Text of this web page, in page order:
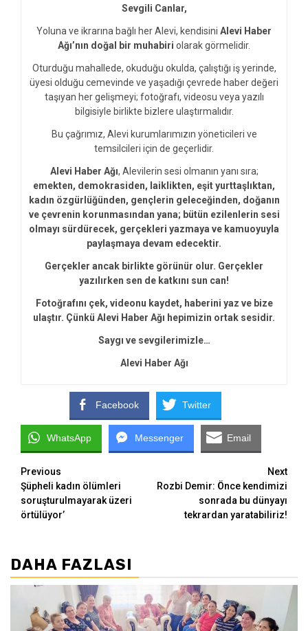
Sevgili Canlar,
Yoluna ve ikrarına bağlı her Alevi, kendisini Alevi Haber
Ağı’nın doğal bir muhabiri olarak görmelidir.
Oturduğu mahallede, okuduğu okulda, çalıştığı iş yerinde,
üyesi olduğu cemevinde ve yaşadığı çevrede haber değeri
taşıyan her gelişmeyi; fotoğrafı, videosu veya yazılı
bilgisiyle birlikte bizlere ulaştırmalıdır.
Bu çağrımız, Alevi kurumlarımızın yöneticileri ve
temsilcileri için de geçerlidir.
Alevi Haber Ağı, Alevilerin sesi olmanın yanı sıra;
emekten, demokrasiden, laiklikten, eşit yurttaşlıktan,
kadın özgürlüğünden, gençlerin geleceğinden, doğanın
ve çevrenin korunmasından yana; bütün ezilenlerin sesi
olmayı sürdürecek, gerçekleri yazmaya ve kamuoyuyla
paylaşmaya devam edecektir.
Gerçekler ancak birlikte görünür olur. Gerçekler
yazılırken sen de katkını sun can!
Fotoğrafını çek, videonu kaydet, haberini yaz ve bize
ulaştır. Çünkü Alevi Haber Ağı hepimizin ortak sesidir.
Saygı ve sevgilerimizle…
Alevi Haber Ağı
Facebook Twitter
WhatsApp Messenger Email
Continue
Reading
Previous
Şüpheli kadın ölümleri
soruşturulmayarak üzeri
örtülüyor’
Next
Rozbi Demir: Önce kendimizi
sonrada bu dünyayı
tekrardan yaratabiliriz!
DAHA FAZLASI